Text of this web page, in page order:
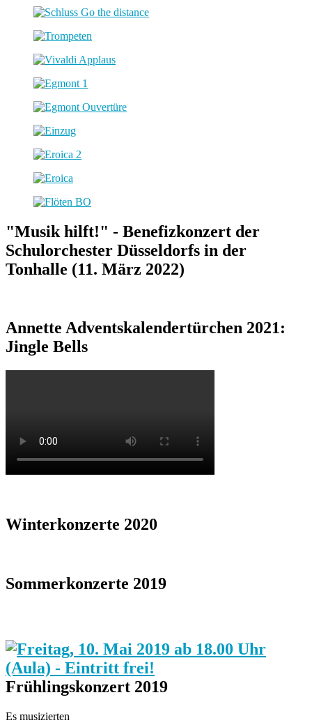
"Musik hilft!" - Benefizkonzert der
Schulorchester Düsseldorfs in der
Tonhalle (11. März 2022)
Annette Adventskalendertürchen 2021:
Jingle Bells
Winterkonzerte 2020
Sommerkonzerte 2019
Frühlingskonzert 2019
Es musizierten